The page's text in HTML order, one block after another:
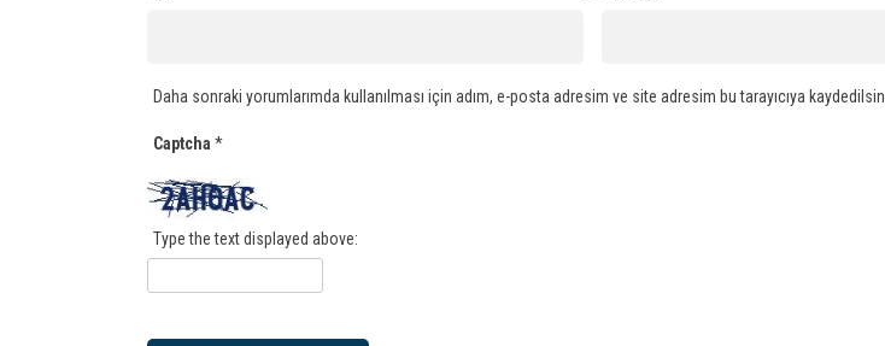
Daha sonraki yorumlarımda kullanılması için adım, e-posta adresim ve site adresim bu tarayıcıya kaydedilsin.
Captcha *
Type the text displayed above: